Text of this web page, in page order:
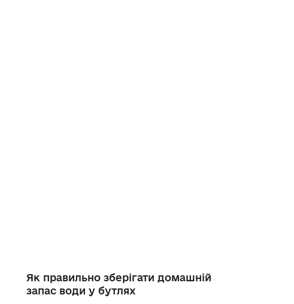
Як правильно зберігати домашній
запас води у бутлях